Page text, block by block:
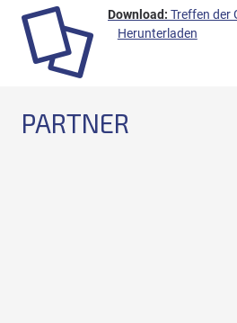
Treffen der
Herunterladen
PARTNER